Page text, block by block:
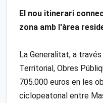
El nou itinerari
zona amb l'àrea
La Generalitat, a
Territorial, Obres
705.000 euros en les
ciclopeatonal entre